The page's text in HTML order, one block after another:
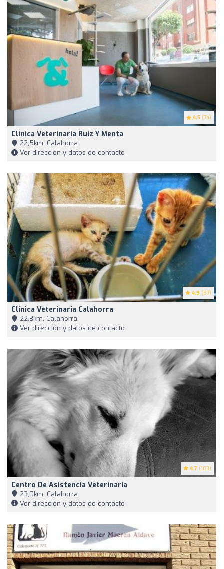
4.5 (74)
Clinica Veterinaria Ruiz Y Menta
22,5km, Calahorra
Ver dirección y datos de contacto
4.9 (87)
Clínica Veterinaria Calahorra
22,8km, Calahorra
Ver dirección y datos de contacto
4.7 (103)
Centro De Asistencia Veterinaria
23,0km, Calahorra
Ver dirección y datos de contacto